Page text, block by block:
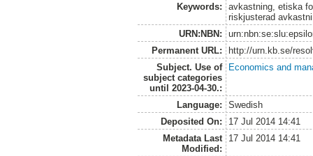
Keywords:
avkastning, etiska
riskjusterad
URN:NBN:
Permanent URL:
http://urn.kb.se/
Subject. Use of
subject categories
until 2023-04-30.:
Economics and
Language:
Swedish
Deposited On:
17 Jul 2014 14:41
Metadata Last
Modified:
17 Jul 2014 14:41